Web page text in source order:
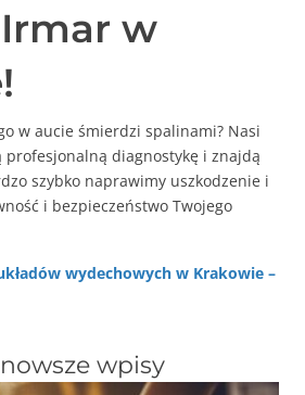
w
w aucie śmierdzi spalinami? Nasi
diagnostykę i znajdą
szybko naprawimy uszkodzenie i
i bezpieczeństwo Twojego
wydechowych w Krakowie –
wpisy
zobaczenie